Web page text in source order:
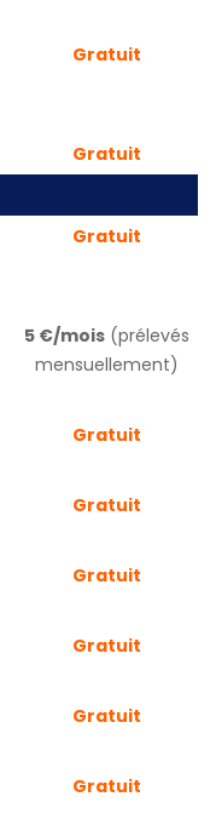
Gratuit
Gratuit
Gratuit
5 €/mois(prélevés
mensuellement)
Gratuit
Gratuit
Gratuit
Gratuit
Gratuit
Gratuit